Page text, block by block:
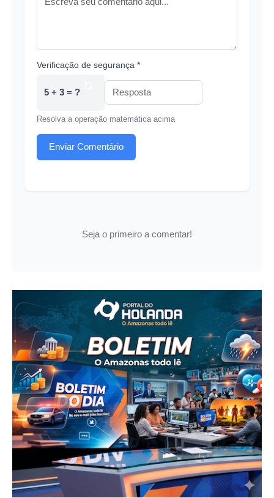
Verificação de segurança *
5 + 3 = ?
Resolva a operação matemática acima
Enviar Comentário
Seja o primeiro a comentar!